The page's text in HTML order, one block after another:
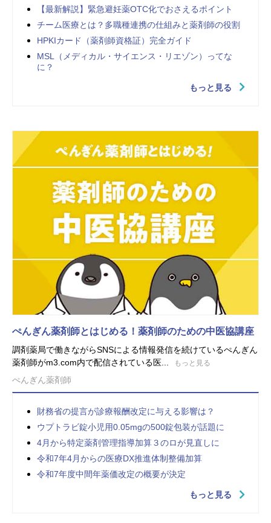
【最新解説】緊急避妊薬OTC化でおさえるポイント
チーム医療とは？多職種連携の仕組みと薬剤師の役割
HPKIカード（薬剤師資格証）完全ガイド
MSL（メディカル・サイエンス・リエゾン）ってな
に？
もっと見る
ぺんぎん薬剤師とはじめる！薬剤師のための中医協講座
調剤薬局で働きながらSNSによる情報発信を続けているぺんぎん
薬剤師がm3.com内で配信されている医...
もっと見る
ぺんぎん薬剤師
財務省の提言が診療報酬改定に与える影響は？
ウプトラビ錠小児用0.05mgの500錠包装が話題に
4月から特定薬剤管理指導加算３のロが見直しに
令和7年4月からの医療DX推進体制整備加算
令和7年度中間年薬価改定の概要が決定
もっと見る